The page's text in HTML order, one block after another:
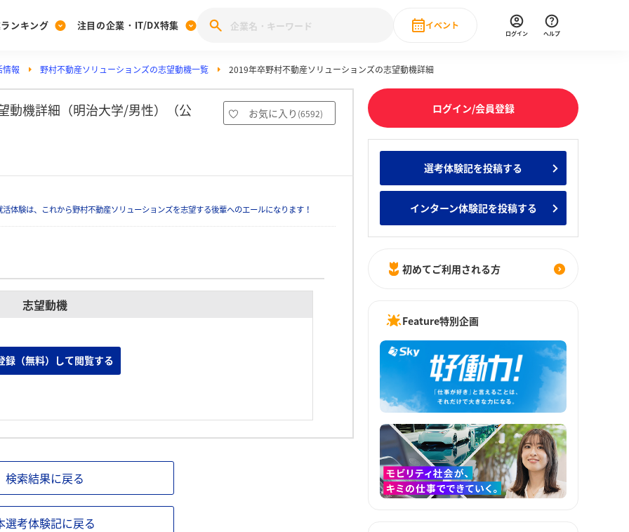
[27卒] 本選考体験記投稿キャンペーン
ンキング
みんなのDX企業就職ブランド調査
みんなの新卒就職人気企業ランキング みんなのインターン人気企業ランキ
注目の企業・IT/DX特集
28卒 IT・DX現場社員インタビュー
業研究
イベント
直近のイベント一覧
ログイン ヘルプ
報 野村不動産ソリューションズの志望動機一覧 2019年卒野村不動産ソリューションズの志望動機詳細
動機詳細（明治大学/男性）（公 お気に入り (6592)
体験は、これから野村不動産ソリューションズを志望する後輩へのエールになります！
志望動機
録（無料）して閲覧する
検索結果に戻る
選考体験記に戻る
ログイン/会員登録
選考体験記を投稿する
インターン体験記を投稿する
初めてご利用される方
Feature特別企画